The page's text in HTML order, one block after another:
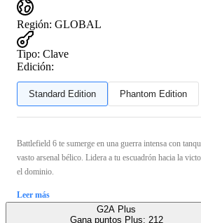
Región: GLOBAL
Tipo: Clave
Edición:
Standard Edition Phantom Edition
Battlefield 6 te sumerge en una guerra intensa con
vasto arsenal bélico. Lidera a tu escuadrón hacia la
el dominio.
Leer más
G2A Plus
Gana puntos Plus: 212